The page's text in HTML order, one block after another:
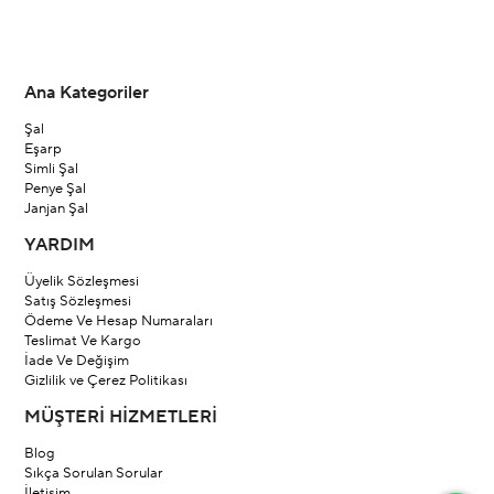
Ana Kategoriler
Şal
Eşarp
Simli Şal
Penye Şal
Janjan Şal
YARDIM
Üyelik Sözleşmesi
Satış Sözleşmesi
Ödeme Ve Hesap Numaraları
Teslimat Ve Kargo
İade Ve Değişim
Gizlilik ve Çerez Politikası
MÜŞTERİ HİZMETLERİ
Blog
Sıkça Sorulan Sorular